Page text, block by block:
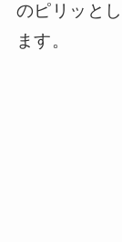
のピリッと
ます。